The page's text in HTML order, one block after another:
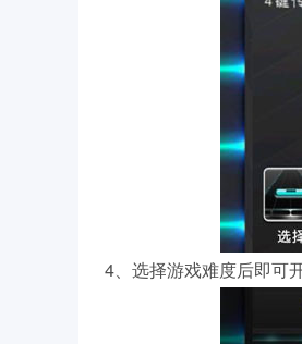
4、选择游戏难度后即可